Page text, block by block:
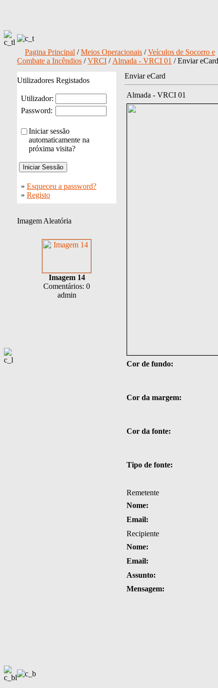
Pagina Principal /Meios Operacionais /Veículos de Socorro e
Combate a Incêndios /VRCI / Almada - VRCI 01 / Enviar eCard
Utilizadores Registados
Utilizador:
Password:
Iniciar sessão
automaticamente na
próxima visita?
» Esqueceu a password?
» Registo
Imagem Aleatória
Imagem 14
Comentários: 0
admin
Enviar eCard
Almada - VRCI 01
Cor de fundo:
Cor da margem:
Cor da fonte:
Tipo de fonte:
Remetente
Nome:
Email:
Recipiente
Nome:
Email:
Assunto:
Mensagem: